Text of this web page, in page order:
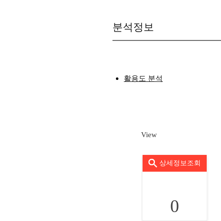
분석정보
활용도 분석
View
상세정보조회
0